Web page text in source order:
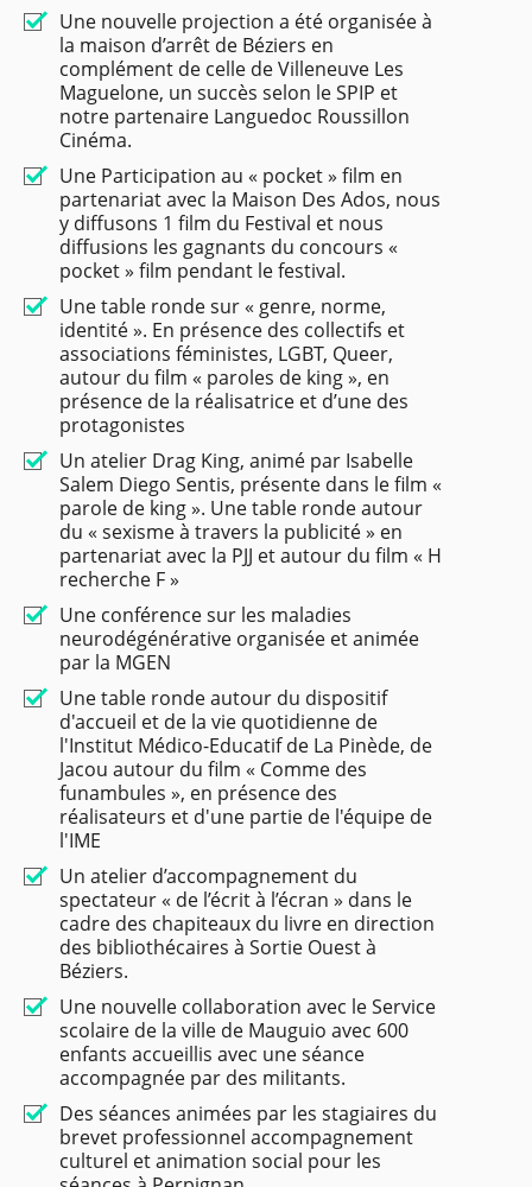
Une nouvelle projection a été organisée à
la maison d’arrêt de Béziers en
complément de celle de Villeneuve Les
Maguelone, un succès selon le SPIP et
notre partenaire Languedoc Roussillon
Cinéma.
Une Participation au « pocket » film en
partenariat avec la Maison Des Ados, nous
y diffusons 1 film du Festival et nous
diffusions les gagnants du concours «
pocket » film pendant le festival.
Une table ronde sur « genre, norme,
identité ». En présence des collectifs et
associations féministes, LGBT, Queer,
autour du film « paroles de king », en
présence de la réalisatrice et d’une des
protagonistes
Un atelier Drag King, animé par Isabelle
Salem Diego Sentis, présente dans le film «
parole de king ». Une table ronde autour
du « sexisme à travers la publicité » en
partenariat avec la PJJ et autour du film « H
recherche F »
Une conférence sur les maladies
neurodégénérative organisée et animée
par la MGEN
Une table ronde autour du dispositif
d'accueil et de la vie quotidienne de
l'Institut Médico-Educatif de La Pinède, de
Jacou autour du film « Comme des
funambules », en présence des
réalisateurs et d'une partie de l'équipe de
l'IME
Un atelier d’accompagnement du
spectateur « de l’écrit à l’écran » dans le
cadre des chapiteaux du livre en direction
des bibliothécaires à Sortie Ouest à
Béziers.
Une nouvelle collaboration avec le Service
scolaire de la ville de Mauguio avec 600
enfants accueillis avec une séance
accompagnée par des militants.
Des séances animées par les stagiaires du
brevet professionnel accompagnement
culturel et animation social pour les